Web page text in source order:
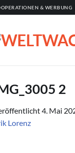
& WERBUNG
2
4. Mai
Lorenz